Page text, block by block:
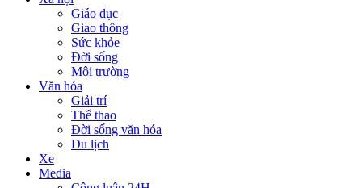
Giáo dục
Giao thông
Sức khỏe
Đời sống
Môi trường
Văn hóa
Giải trí
Thể thao
Đời sống văn hóa
Du lịch
Xe
Media